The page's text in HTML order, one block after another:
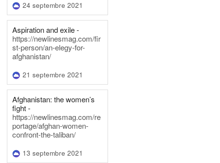
24 septembre 2021
Aspiration and exile -
https://newlinesmag.com/fir
st-person/an-elegy-for-
afghanistan/
21 septembre 2021
Afghanistan: the women’s
fight -
https://newlinesmag.com/re
portage/afghan-women-
confront-the-taliban/
13 septembre 2021